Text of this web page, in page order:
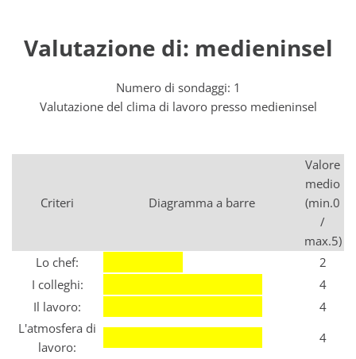
Valutazione di: medieninsel
Numero di sondaggi: 1
Valutazione del clima di lavoro presso medieninsel
Criteri Diagramma a barre
Valore
medio
(min.0
/
max.5)
Lo chef:
2
I colleghi:
4
Il lavoro:
4
L'atmosfera di
lavoro:
4